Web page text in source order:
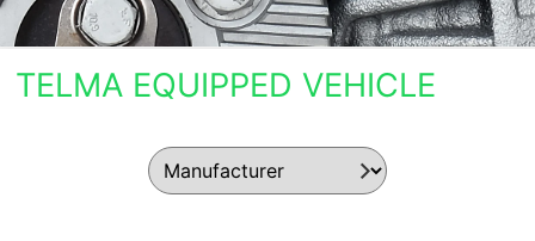
TELMA EQUIPPED VEHICLE